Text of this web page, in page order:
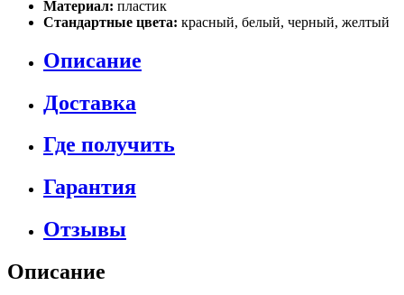
Материал: пластик
Стандартные цвета: красный, белый, черный, желтый
Описание
Доставка
Где получить
Гарантия
Отзывы
Описание